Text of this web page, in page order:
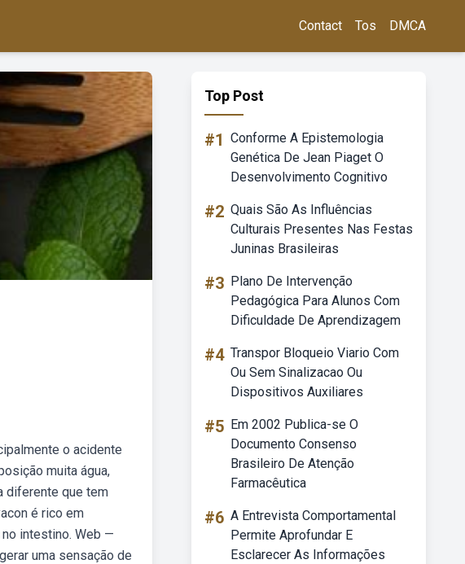
Contact Tos DMCA
o acidente
muita água,
diferente que tem
é rico em
intestino. Web —
uma sensação de
Top Post
#1 Conforme A Epistemologia
Genética De Jean Piaget O
Desenvolvimento Cognitivo
#2 Quais São As Influências
Culturais Presentes Nas Festas
Juninas Brasileiras
#3 Plano De Intervenção
Pedagógica Para Alunos Com
Dificuldade De Aprendizagem
#4 Transpor Bloqueio Viario Com
Ou Sem Sinalizacao Ou
Dispositivos Auxiliares
#5 Em 2002 Publica-se O
Documento Consenso
Brasileiro De Atenção
Farmacêutica
#6 A Entrevista Comportamental
Permite Aprofundar E
Esclarecer As Informações